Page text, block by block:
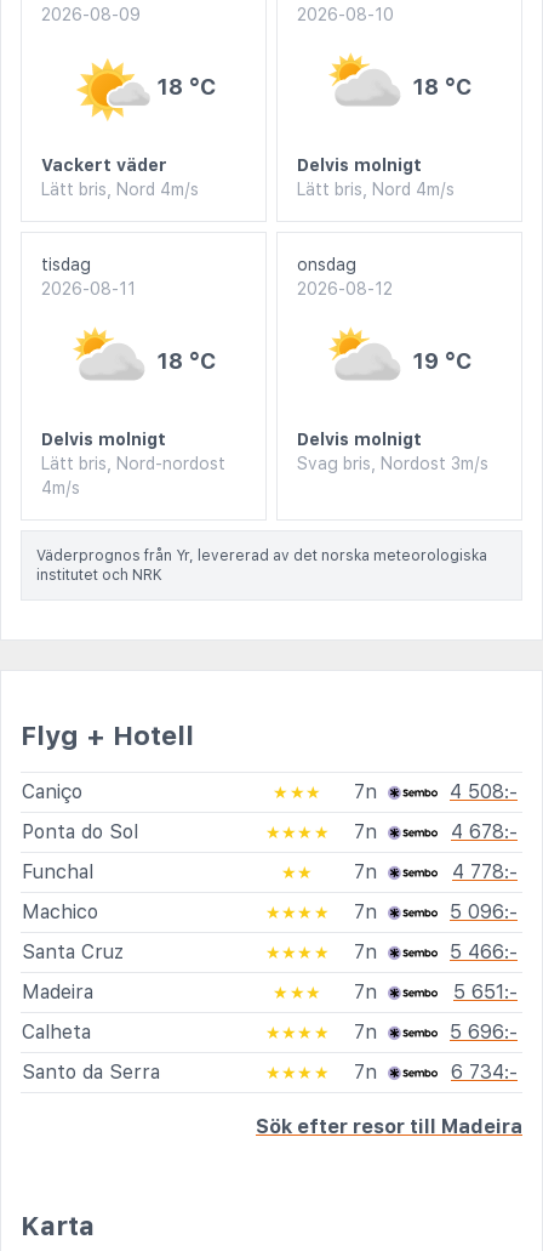
2026-08-09
18 °C
Vackert väder
Lätt bris, Nord 4m/s
2026-08-10
18 °C
Delvis molnigt
Lätt bris, Nord 4m/s
tisdag
2026-08-11
18 °C
Delvis molnigt
Lätt bris, Nord-nordost
4m/s
onsdag
2026-08-12
19 °C
Delvis molnigt
Svag bris, Nordost 3m/s
Väderprognos från Yr, levererad av det norska meteorologiska
institutet och NRK
Flyg + Hotell
Caniço ★★★ 7n
4 508:-
Ponta do Sol
★★★★ 7n
4 678:-
Funchal
★★ 7n
4 778:-
Machico
★★★★ 7n
5 096:-
Santa Cruz
★★★★ 7n
5 466:-
Madeira
★★★ 7n
5 651:-
Calheta
★★★★ 7n
5 696:-
Santo da Serra
★★★★ 7n 6 734:-
Sök efter resor till Madeira
Karta